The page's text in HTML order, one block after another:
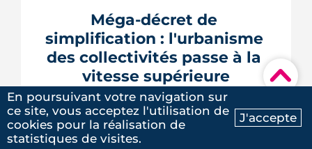
Ma recherche Contactez-nous
▾
étudiants internationaux, une réforme
des aides au logement entrée en
vigueur le 1er juillet vient alourdir la
note.
LIRE L'ARTICLE
Méga-décret de
simplification : l'urbanisme
des collectivités passe à la
vitesse supérieure
30 JUILLET 2026
HERVÉ KOFFEL
En poursuivant votre navigation sur
ce site, vous acceptez l'utilisation de
cookies pour la réalisation de
statistiques de visites.
J'accepte